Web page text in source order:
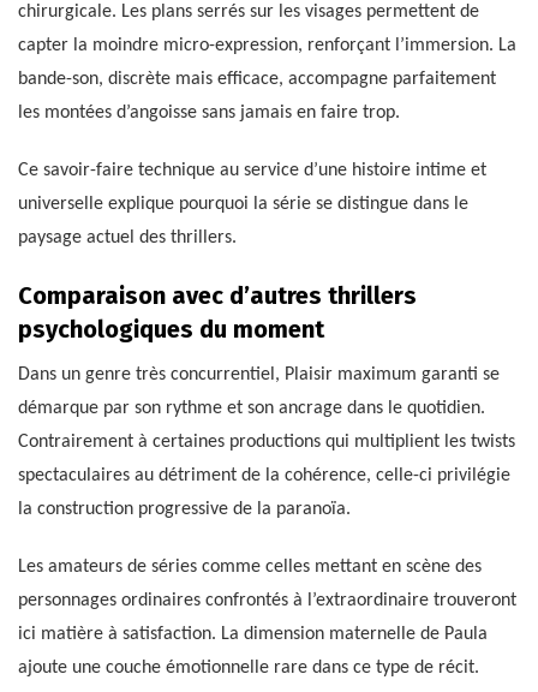
chirurgicale. Les plans serrés sur les visages permettent de
capter la moindre micro-expression, renforçant l’immersion. La
bande-son, discrète mais efficace, accompagne parfaitement
les montées d’angoisse sans jamais en faire trop.
Ce savoir-faire technique au service d’une histoire intime et
universelle explique pourquoi la série se distingue dans le
paysage actuel des thrillers.
Comparaison avec d’autres thrillers
psychologiques du moment
Dans un genre très concurrentiel, Plaisir maximum garanti se
démarque par son rythme et son ancrage dans le quotidien.
Contrairement à certaines productions qui multiplient les twists
spectaculaires au détriment de la cohérence, celle-ci privilégie
la construction progressive de la paranoïa.
Les amateurs de séries comme celles mettant en scène des
personnages ordinaires confrontés à l’extraordinaire trouveront
ici matière à satisfaction. La dimension maternelle de Paula
ajoute une couche émotionnelle rare dans ce type de récit.